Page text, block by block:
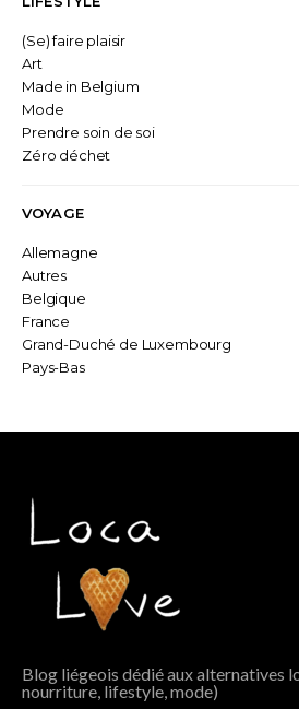
(Se) faire plaisir
Art
Made in Belgium
Mode
Prendre soin de soi
Zéro déchet
VOYAGE
Allemagne
Autres
Belgique
France
Grand-Duché de Luxembourg
Pays-Bas
Blog liégeois dédié aux alternatives
nourriture, lifestyle, mode)